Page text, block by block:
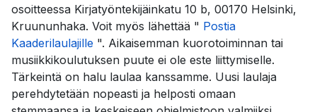
osoitteessa Kirjatyöntekijäinkatu 10 b, 00170 Helsinki,
Kruununhaka. Voit myös lähettää " Postia
Kaaderilaulajille ". Aikaisemman kuorotoiminnan tai
musiikkikoulutuksen puute ei ole este liittymiselle.
Tärkeintä on halu laulaa kanssamme. Uusi laulaja
perehdytetään nopeasti ja helposti omaan